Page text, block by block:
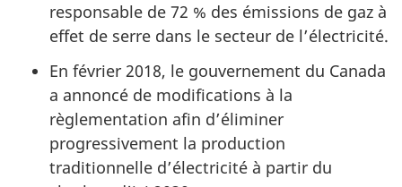
responsable de 72 % des émissions de gaz à
effet de serre dans le secteur de l’électricité.
En février 2018, le gouvernement du Canada
a annoncé de modifications à la
règlementation afin d’éliminer
progressivement la production
traditionnelle d’électricité à partir du